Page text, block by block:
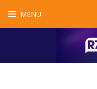
MENU